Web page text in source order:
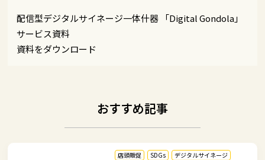
配信型デジタルサイネージ一体什器 「Digital Gondola」
サービス資料
資料をダウンロード
おすすめ記事
店頭販促 SDGs
デジタルサイネージ